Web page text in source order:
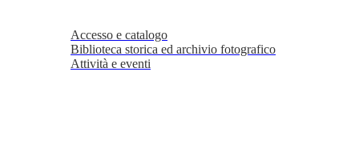
Accesso e catalogo
Biblioteca storica ed archivio fotografico
Attività e eventi